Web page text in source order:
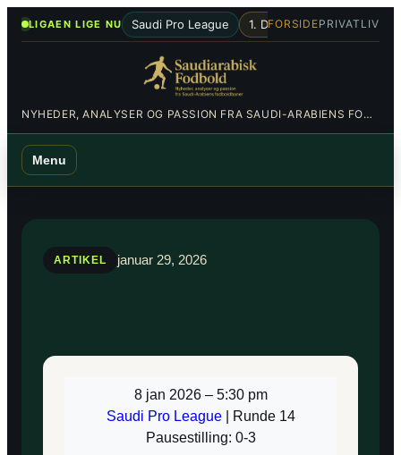
SpringLIGAEN LIGE NU Saudi Pro League 1. Division Al-Hilal•Al-
FORSIDEPRIVATLIV
NYHEDER, ANALYSER OG PASSION FRA SAUDI-ARABIENS FODBOLDBANER
Menu
ARTIKEL januar 29, 2026
8 jan 2026 – 5:30 pm
Saudi Pro League
| Runde 14
Pausestilling: 0-3